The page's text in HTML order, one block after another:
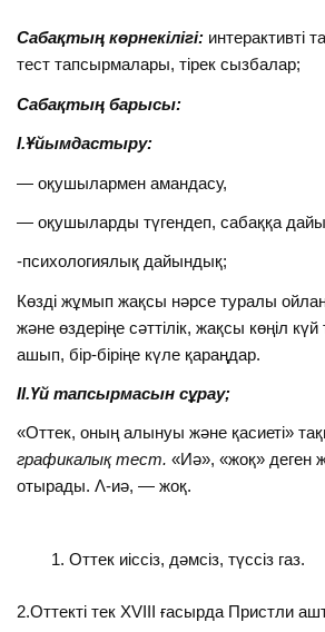
Сабақтың көрнекілігі: интерактивті
тест тапсырмалары, тірек сызбалар;
Сабақтың барысы:
І.Ұйымдастыру:
— оқушылармен амандасу,
— оқушыларды түгендеп, сабаққа
-психологиялық дайындық;
Көзді жұмып жақсы нәрсе туралы
және өздеріңе сәттілік, жақсы көңіл күй
ашып, бір-біріңе күле қараңдар.
ІІ.Үй тапсырмасын сұрау;
«Оттек, оның алынуы және қасиеті»
графикалық тест. «Иә», «жоқ» деген
отырады. Λ-иә, — жоқ.
Оттек иіссіз, дәмсіз, түссіз газ.
2.Оттекті тек XVIII ғасырда Пристли